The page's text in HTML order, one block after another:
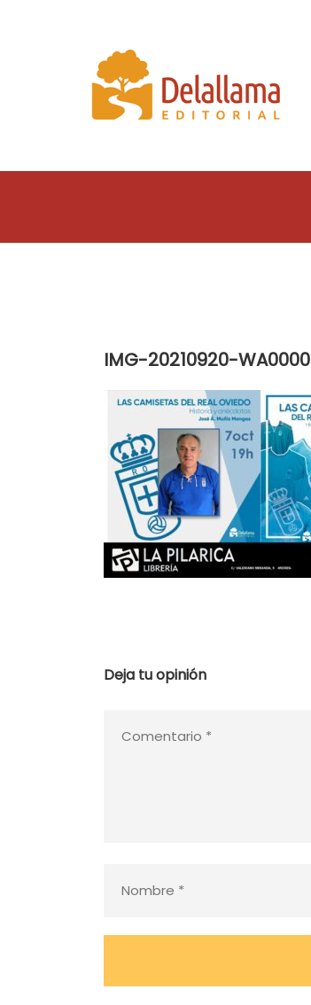
IMG-20210920-WA0000
Deja tu opinión